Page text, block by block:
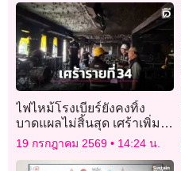
ไฟไหม้โรงเบียร์ยังคงทิ้ง
บาดแผลไม่สิ้นสุด เศร้าเพิ่ม
สาววัย 20 เสียชีวิต รวม 34
19 กรกฎาคม 2569 14:24 น.